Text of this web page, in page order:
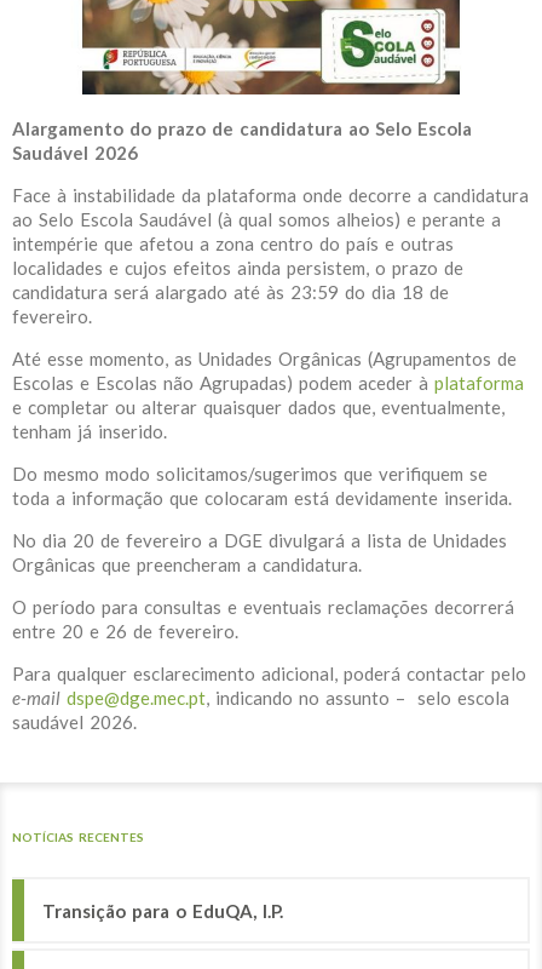
Alargamento do prazo de candidatura ao Selo Escola
Saudável 2026
Face à instabilidade da plataforma onde decorre a candidatura
ao Selo Escola Saudável (à qual somos alheios) e perante a
intempérie que afetou a zona centro do país e outras
localidades e cujos efeitos ainda persistem, o prazo de
candidatura será alargado até às 23:59 do dia 18 de
fevereiro.
Até esse momento, as Unidades Orgânicas (Agrupamentos de
Escolas e Escolas não Agrupadas) podem aceder à plataforma
e completar ou alterar quaisquer dados que, eventualmente,
tenham já inserido.
Do mesmo modo solicitamos/sugerimos que verifiquem se
toda a informação que colocaram está devidamente inserida.
No dia 20 de fevereiro a DGE divulgará a lista de Unidades
Orgânicas que preencheram a candidatura.
O período para consultas e eventuais reclamações decorrerá
entre 20 e 26 de fevereiro.
Para qualquer esclarecimento adicional, poderá contactar pelo
e-mail dspe@dge.mec.pt, indicando no assunto – selo escola
saudável 2026.
NOTÍCIAS RECENTES
Transição para o EduQA, I.P.